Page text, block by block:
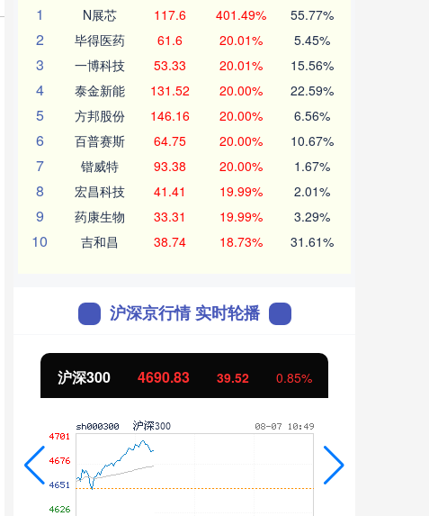
1
N展芯 117.6 401.49% 55.77%
2 毕得医药 61.6 20.01% 5.45%
3 一博科技 53.33 20.01% 15.56%
4 泰金新能 131.52 20.00% 22.59%
5 方邦股份 146.16 20.00% 6.56%
6 百普赛斯 64.75 20.00% 10.67%
7 锴威特 93.38 20.00% 1.67%
8 宏昌科技 41.41 19.99% 2.01%
9 药康生物 33.31 19.99% 3.29%
10 吉和昌 38.74 18.73% 31.61%
沪深京行情 实时轮播
北证50 1121.45 -1.42 -0.13%